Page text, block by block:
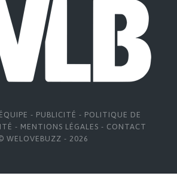
- PUBLICITÉ - POLITIQUE DE
- MENTIONS LÉGALES - CONTACT
WELOVEBUZZ - 2026